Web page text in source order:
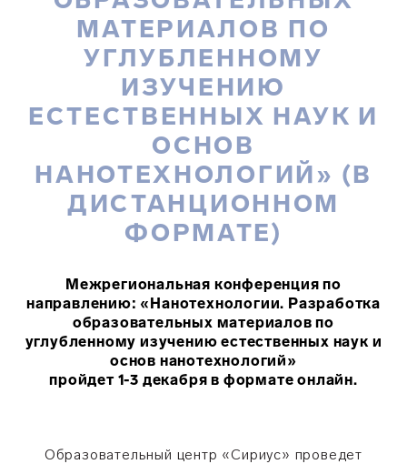
МАТЕРИАЛОВ ПО
УГЛУБЛЕННОМУ
ИЗУЧЕНИЮ
ЕСТЕСТВЕННЫХ НАУК И
ОСНОВ
НАНОТЕХНОЛОГИЙ» (В
ДИСТАНЦИОННОМ
ФОРМАТЕ)
Межрегиональная конференция по
направлению: «Нанотехнологии. Разработка
образовательных материалов по
углубленному изучению естественных наук и
основ нанотехнологий»
пройдет 1-3 декабря в формате онлайн.
Образовательный центр «Сириус» проведет